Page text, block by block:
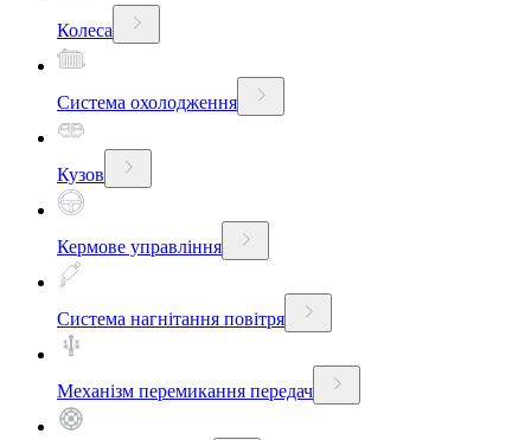
Колеса
Система охолодження
Кузов
Кермове управління
Система нагнітання повітря
Механізм перемикання передач